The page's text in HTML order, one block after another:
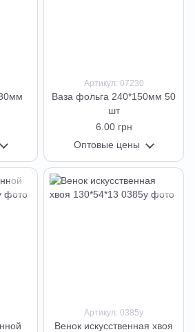
Артикул: 07230
Ваза фольга 240*150мм 50
шт
6.00 грн
Оптовые цены
Артикул: 0385у
Венок искусственная хвоя